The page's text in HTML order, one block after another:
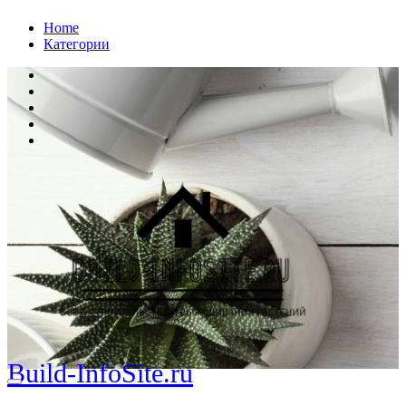
ПерейтиHome
Категории
Build-InfoSite.ru